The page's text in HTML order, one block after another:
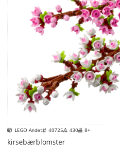
LEGO Andet 40725 430 8+
kirsebærblomster